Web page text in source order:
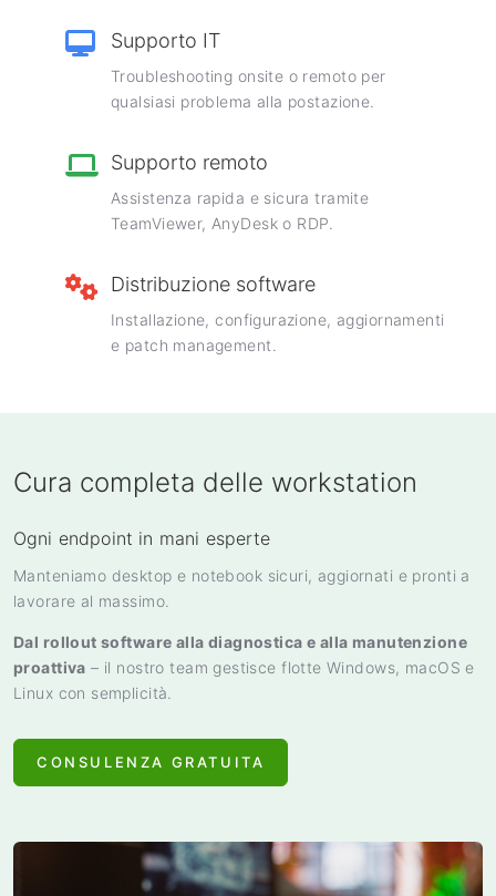
Supporto IT
Troubleshooting onsite o remoto per
qualsiasi problema alla postazione.
Supporto remoto
Assistenza rapida e sicura tramite
TeamViewer, AnyDesk o RDP.
Distribuzione software
Installazione, configurazione, aggiornamenti
e patch management.
Cura completa delle workstation
Ogni endpoint in mani esperte
Manteniamo desktop e notebook sicuri, aggiornati e pronti a
lavorare al massimo.
Dal rollout software alla diagnostica e alla manutenzione
proattiva – il nostro team gestisce flotte Windows, macOS e
Linux con semplicità.
CONSULENZA GRATUITA